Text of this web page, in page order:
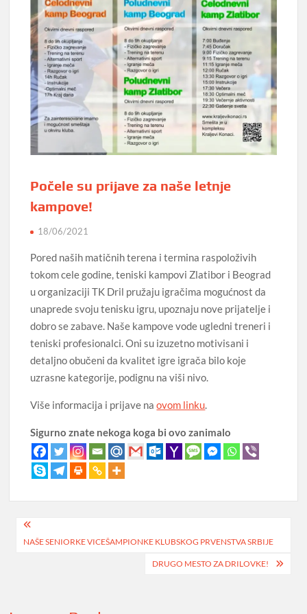
Počele su prijave za naše letnje
kampove!
18/06/2021
Pored naših matičnih terena i termina raspoloživih
tokom cele godine, teniski kampovi Zlatibor i Beograd
u organizaciji TK Dril pružaju igračima mogućnost da
unaprede svoju tenisku igru, upoznaju nove prijatelje i
dobro se zabave. Naše kampove vode ugledni treneri i
teniski profesionalci. Oni su izuzetno motivisani i
detaljno obučeni da kvalitet igre igrača bilo koje
uzrasne kategorije, podignu na viši nivo.
Više informacija i prijave naovom linku.
Sigurno znate nekoga koga bi ovo zanimalo
Post
navigation
NAŠE SENIORKE VICEŠAMPIONKE KLUBSKOG PRVENSTVA SRBIJE
DRUGO MESTO ZA DRILOVKE!